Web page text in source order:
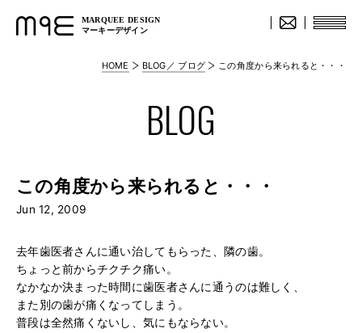
MARQUEE DESIGN
マーキーデザイン
HOME BLOG／ ブログ この角度から来られると・・・
BLOG
この角度から来られると・・・
Jun 12, 2009
去年歯医者さんに通い治してもらった、隣の歯。
ちょっと前からチクチク痛い。
なかなか決まった時間に歯医者さんに通うのは難しく、
また別の歯が痛くなってしまう。
普段は全然痛くないし、気にもならない。